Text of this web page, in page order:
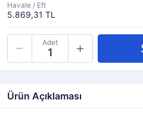
Havale / Eft
5.869,31 TL
Adet
Ürün Açıklaması